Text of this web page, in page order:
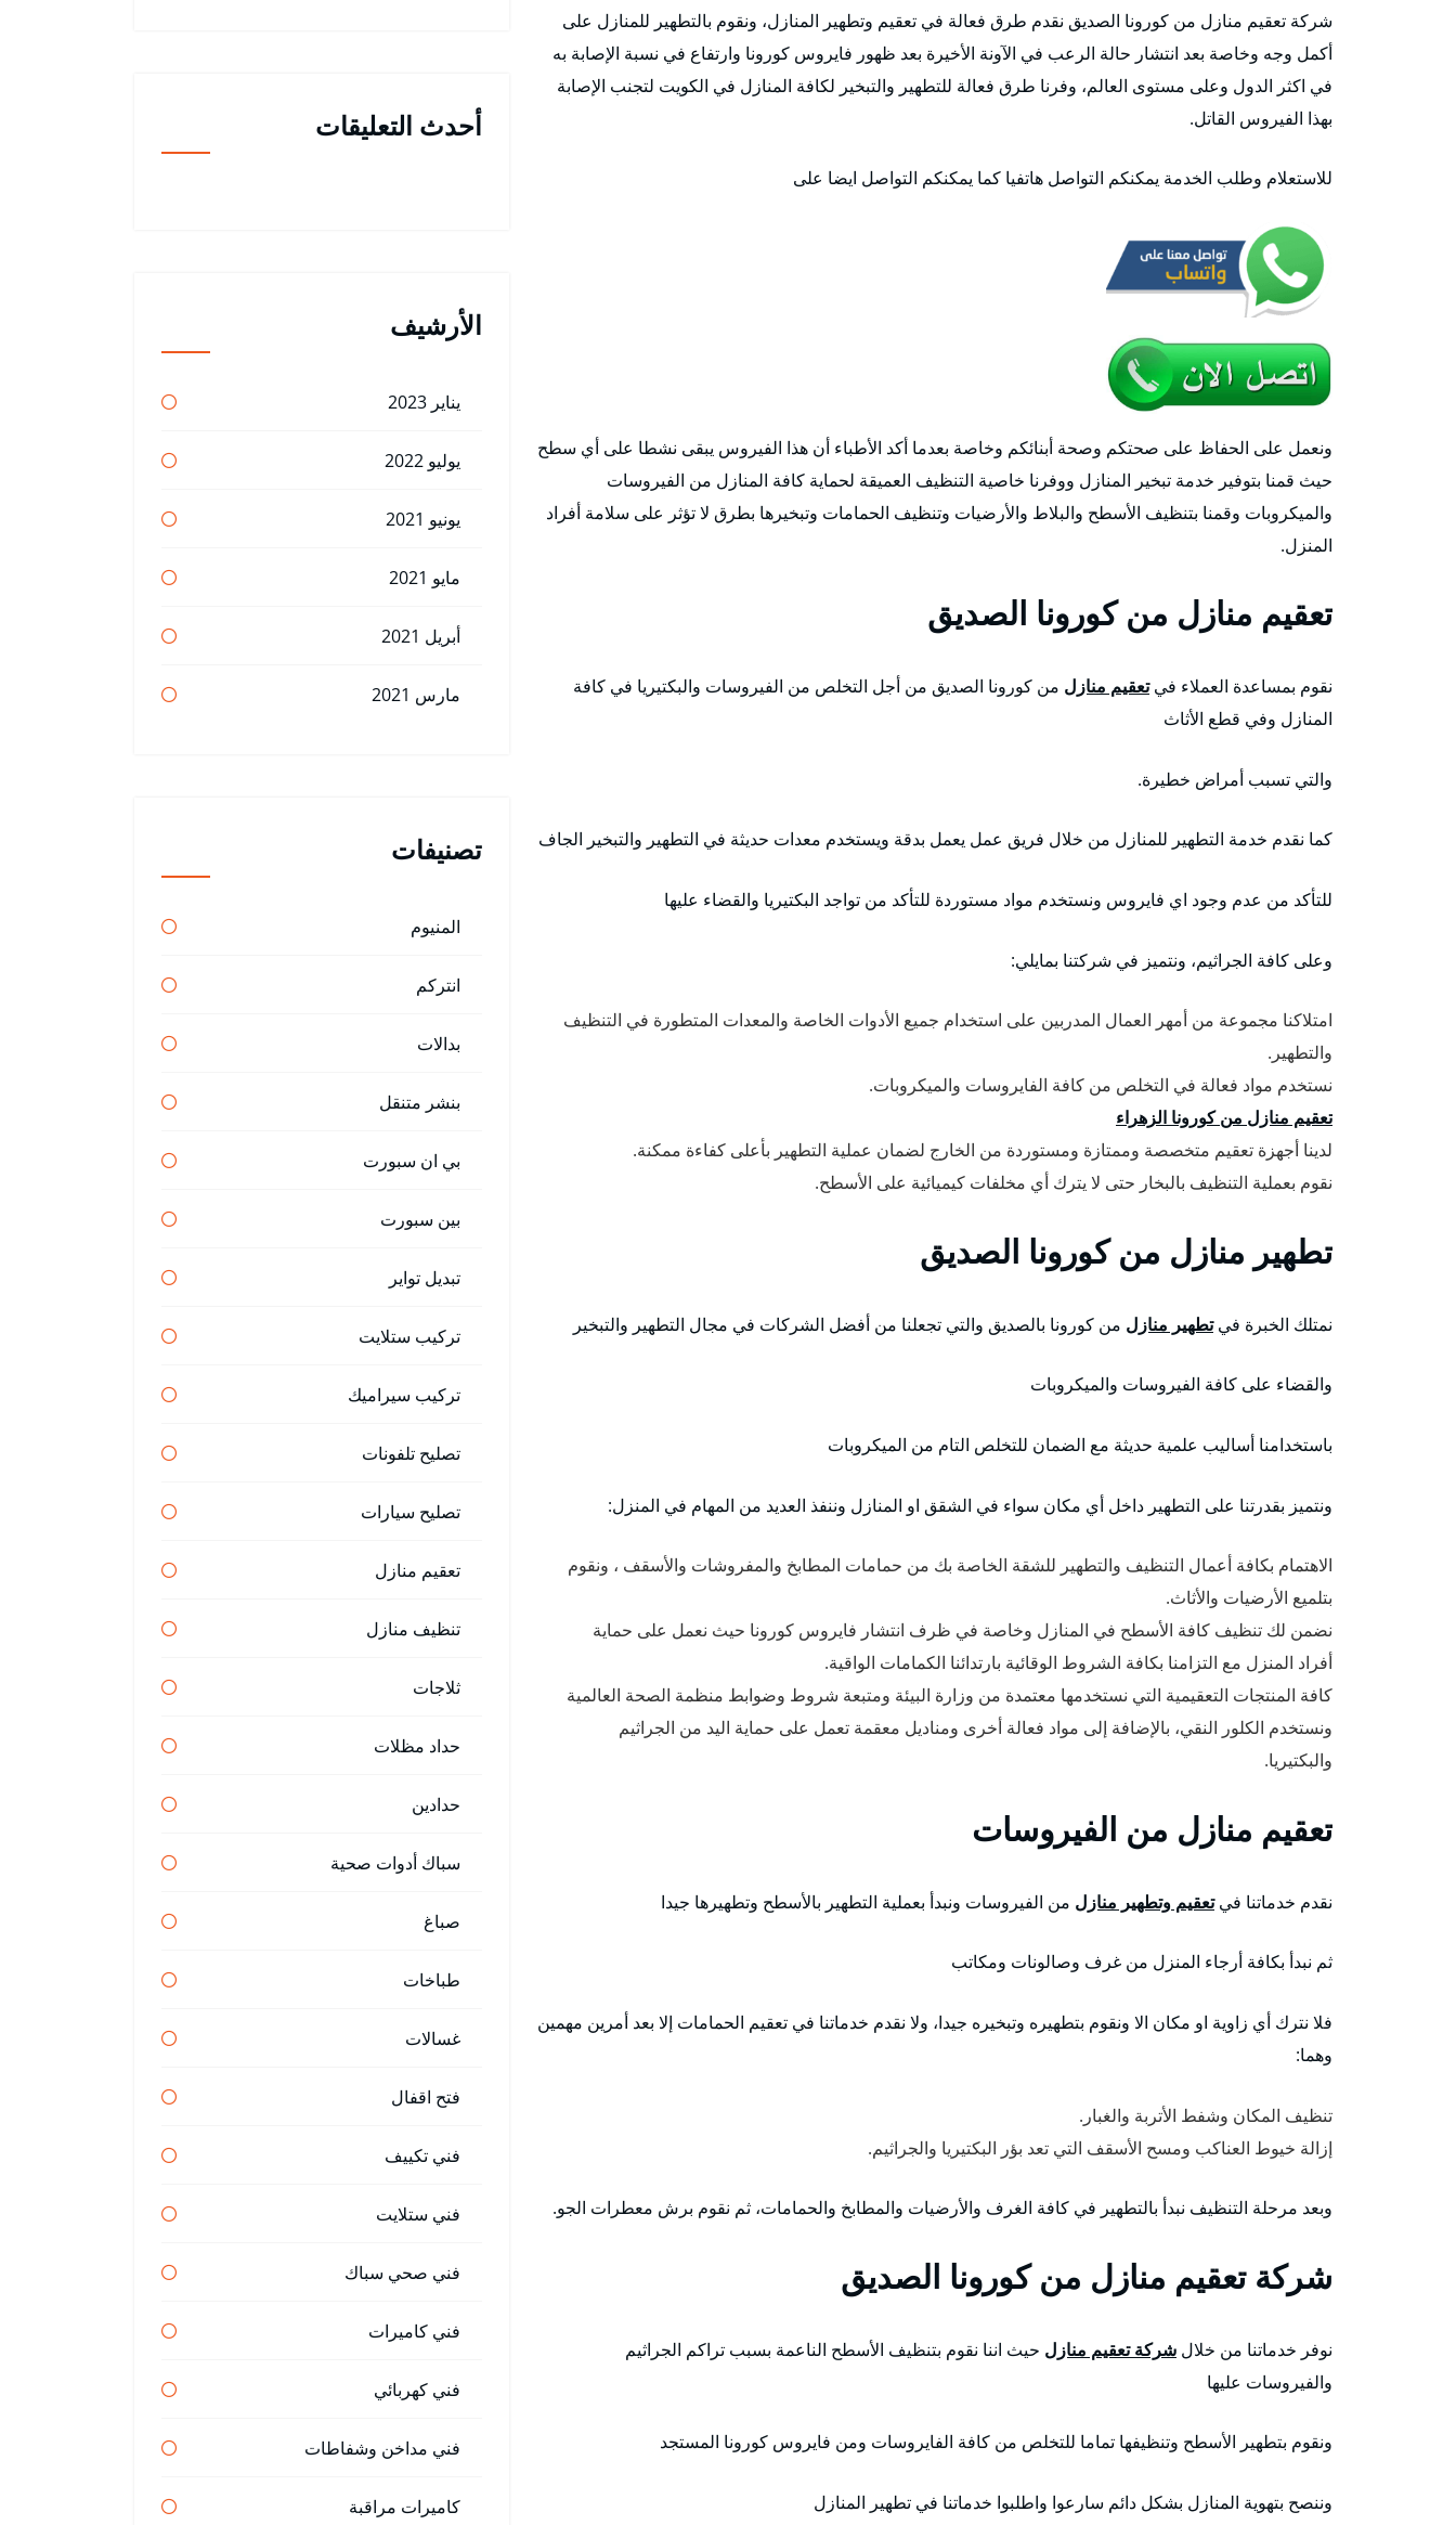
شركة تعقيم منازل من كورونا الصديق نقدم طرق فعالة في تعقيم وتطهير المنازل، ونقوم بالتطهير للمنازل على
أكمل وجه وخاصة بعد انتشار حالة الرعب في الآونة الأخيرة بعد ظهور فايروس كورونا وارتفاع في نسبة الإصابة به
في اكثر الدول وعلى مستوى العالم، وفرنا طرق فعالة للتطهير والتبخير لكافة المنازل في الكويت لتجنب الإصابة
بهذا الفيروس القاتل.
للاستعلام وطلب الخدمة يمكنكم التواصل هاتفيا كما يمكنكم التواصل ايضا على
ونعمل على الحفاظ على صحتكم وصحة أبنائكم وخاصة بعدما أكد الأطباء أن هذا الفيروس يبقى نشطا على أي سطح
حيث قمنا بتوفير خدمة تبخير المنازل ووفرنا خاصية التنظيف العميقة لحماية كافة المنازل من الفيروسات
والميكروبات وقمنا بتنظيف الأسطح والبلاط والأرضيات وتنظيف الحمامات وتبخيرها بطرق لا تؤثر على سلامة أفراد
المنزل.
تعقيم منازل من كورونا الصديق
نقوم بمساعدة العملاء فيتعقيم منازل من كورونا الصديق من أجل التخلص من الفيروسات والبكتيريا في كافة
المنازل وفي قطع الأثاث
والتي تسبب أمراض خطيرة.
كما نقدم خدمة التطهير للمنازل من خلال فريق عمل يعمل بدقة ويستخدم معدات حديثة في التطهير والتبخير الجاف
للتأكد من عدم وجود اي فايروس ونستخدم مواد مستوردة للتأكد من تواجد البكتيريا والقضاء عليها
وعلى كافة الجراثيم، ونتميز في شركتنا بمايلي:
امتلاكنا مجموعة من أمهر العمال المدربين على استخدام جميع الأدوات الخاصة والمعدات المتطورة في التنظيف
والتطهير.
نستخدم مواد فعالة في التخلص من كافة الفايروسات والميكروبات.
تعقيم منازل من كورونا الزهراء
لدينا أجهزة تعقيم متخصصة وممتازة ومستوردة من الخارج لضمان عملية التطهير بأعلى كفاءة ممكنة.
نقوم بعملية التنظيف بالبخار حتى لا يترك أي مخلفات كيميائية على الأسطح.
تطهير منازل من كورونا الصديق
نمتلك الخبرة فيتطهير منازل من كورونا بالصديق والتي تجعلنا من أفضل الشركات في مجال التطهير والتبخير
والقضاء على كافة الفيروسات والميكروبات
باستخدامنا أساليب علمية حديثة مع الضمان للتخلص التام من الميكروبات
ونتميز بقدرتنا على التطهير داخل أي مكان سواء في الشقق او المنازل وننفذ العديد من المهام في المنزل:
الاهتمام بكافة أعمال التنظيف والتطهير للشقة الخاصة بك من حمامات المطابخ والمفروشات والأسقف ، ونقوم
بتلميع الأرضيات والأثاث.
نضمن لك تنظيف كافة الأسطح في المنازل وخاصة في ظرف انتشار فايروس كورونا حيث نعمل على حماية
أفراد المنزل مع التزامنا بكافة الشروط الوقائية بارتدائنا الكمامات الواقية.
كافة المنتجات التعقيمية التي نستخدمها معتمدة من وزارة البيئة ومتبعة شروط وضوابط منظمة الصحة العالمية
ونستخدم الكلور النقي، بالإضافة إلى مواد فعالة أخرى ومناديل معقمة تعمل على حماية اليد من الجراثيم
والبكتيريا.
تعقيم منازل من الفيروسات
نقدم خدماتنا فيتعقيم وتطهير منازل من الفيروسات ونبدأ بعملية التطهير بالأسطح وتطهيرها جيدا
ثم نبدأ بكافة أرجاء المنزل من غرف وصالونات ومكاتب
فلا نترك أي زاوية او مكان الا ونقوم بتطهيره وتبخيره جيدا، ولا نقدم خدماتنا في تعقيم الحمامات إلا بعد أمرين مهمين
وهما:
تنظيف المكان وشفط الأتربة والغبار.
إزالة خيوط العناكب ومسح الأسقف التي تعد بؤر البكتيريا والجراثيم.
وبعد مرحلة التنظيف نبدأ بالتطهير في كافة الغرف والأرضيات والمطابخ والحمامات، ثم نقوم برش معطرات الجو.
شركة تعقيم منازل من كورونا الصديق
نوفر خدماتنا من خلال شركة تعقيم منازل حيث اننا نقوم بتنظيف الأسطح الناعمة بسبب تراكم الجراثيم
والفيروسات عليها
ونقوم بتطهير الأسطح وتنظيفها تماما للتخلص من كافة الفايروسات ومن فايروس كورونا المستجد
وننصح بتهوية المنازل بشكل دائم سارعوا واطلبوا خدماتنا في تطهير المنازل
أحدث التعليقات
الأرشيف
يناير 2023
يوليو 2022
يونيو 2021
مايو 2021
أبريل 2021
مارس 2021
تصنيفات
المنيوم
انتركم
بدالات
بنشر متنقل
بي ان سبورت
بين سبورت
تبديل تواير
تركيب ستلايت
تركيب سيراميك
تصليح تلفونات
تصليح سيارات
تعقيم منازل
تنظيف منازل
ثلاجات
حداد مظلات
حدادين
سباك أدوات صحية
صباغ
طباخات
غسالات
فتح اقفال
فني تكييف
فني ستلايت
فني صحي سباك
فني كاميرات
فني كهربائي
فني مداخن وشفاطات
كاميرات مراقبة